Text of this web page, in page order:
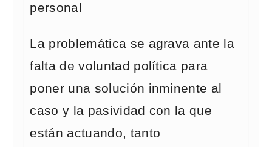
personal
La problemática se agrava ante la
falta de voluntad política para
poner una solución inminente al
caso y la pasividad con la que
están actuando, tanto